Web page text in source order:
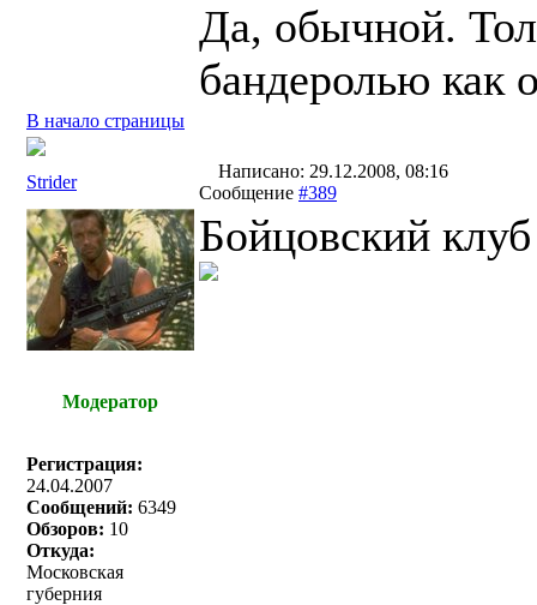
Да, обычной.
бандеролью как
В начало страницы
Strider
Написано: 29.12.2008, 08:16
Сообщение #389
Модератор
Регистрация:
24.04.2007
Сообщений: 6349
Обзоров: 10
Откуда:
Московская
губерния
Бойцовский